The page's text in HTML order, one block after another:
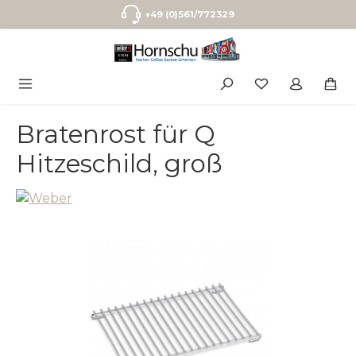
Zum Hauptinhalt springen+49 (0)561/772329
Bratenrost für Q
Hitzeschild, groß